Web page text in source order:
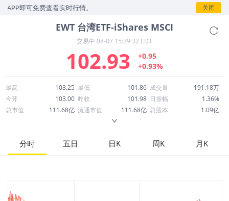
可免费查看实时行情。 关闭
EWT 台湾ETF-iShares MSCI
交易中 08-07 15:39:32 EDT
102.93
+0.95
+0.93%
最高 103.25 最低 101.86 成交量
191.18万
今开
103.00 昨收 101.98 日振幅
1.36%
总市值
111.68亿 流通市值 111.68亿 总股本
1.09亿
52周最高
112.78 市盈率
17.30
股息
分时 五日 日K 周K 月K